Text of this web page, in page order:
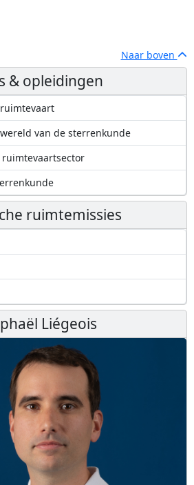
Naar boven
& opleidingen
van de sterrenkunde
ruimtemissies
Liégeois